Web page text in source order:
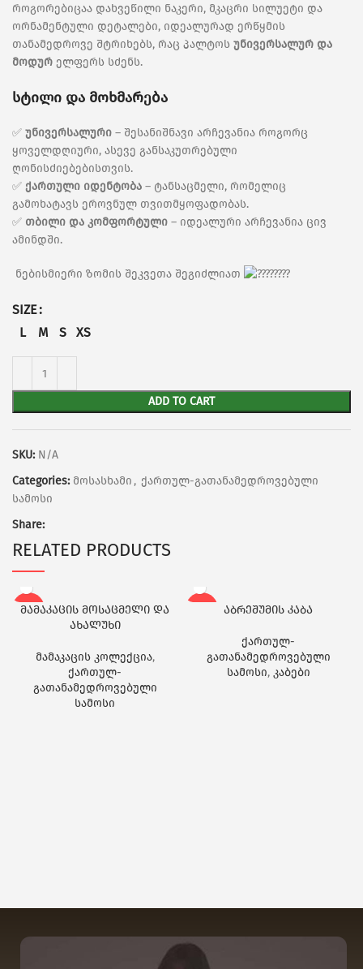
როგორებიცაა დახვეწილი ნაკერი, მკაცრი სილუეტი და
ორნამენტული დეტალები, იდეალურად ერწყმის
თანამედროვე შტრიხებს, რაც პალტოს უნივერსალურ და
მოდურ ელფერს სძენს.
სტილი და მოხმარება
✅ უნივერსალური – შესანიშნავი არჩევანია როგორც
ყოველდღიური, ასევე განსაკუთრებული
ღონისძიებებისთვის.
✅ ქართული იდენტობა – ტანსაცმელი, რომელიც
გამოხატავს ეროვნულ თვითმყოფადობას.
✅ თბილი და კომფორტული – იდეალური არჩევანია ცივ
ამინდში.
ნებისმიერი ზომის შეკვეთა შეგიძლიათ
SIZE
L
M S XS
ADD TO CART
SKU: N/A
Categories: მოსასხამი, ქართულ-გათანამედროვებული
სამოსი
Share:
RELATED PRODUCTS
-21%
მამაკაცის მოსაცმელი და
ახალუხი
მამაკაცის კოლექცია,
ქართულ-
გათანამედროვებული
სამოსი
აბრეშუმის კაბა
ქართულ-
გათანამედროვებული
სამოსი, კაბები